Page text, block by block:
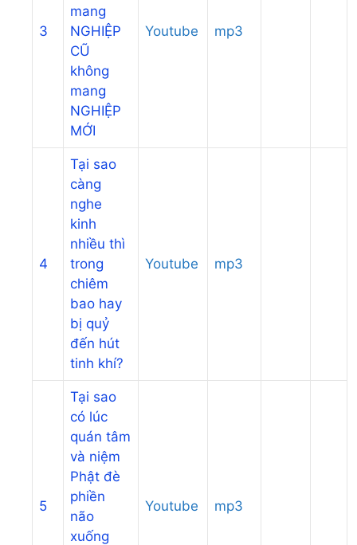
3
mang
NGHIỆP
CŨ
không
mang
NGHIỆP
MỚI
Youtube mp3
4
Tại sao
càng
nghe
kinh
nhiều thì
trong
chiêm
bao hay
bị quỷ
đến hút
tinh khí?
Youtube mp3
5
Tại sao
có lúc
quán tâm
và niệm
Phật đè
phiền
não
xuống
Youtube mp3